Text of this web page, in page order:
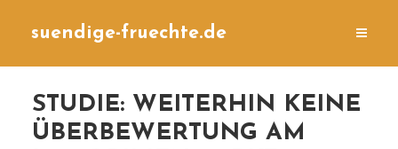
suendige-fruechte.de
STUDIE: WEITERHIN KEINE
ÜBERBEWERTUNG AM